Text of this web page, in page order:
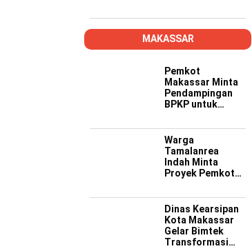
Kompeten,
Kreatif, dan Siap
Wujudkan
Ketahanan
MAKASSAR
Pemkot
Makassar Minta
Pendampingan
BPKP untuk
PSEL Sesuai
Regulasi
Warga
Tamalanrea
Indah Minta
Proyek Pemkot
Transparan,
Musyawarah
Berakhir dengan
Kesepakatan
Dinas Kearsipan
Kota Makassar
Gelar Bimtek
Transformasi